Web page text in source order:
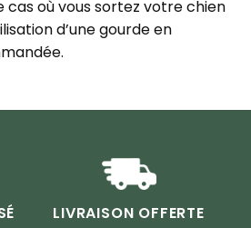
cas où vous sortez votre chien
d’une gourde en
LIVRAISON OFFERTE